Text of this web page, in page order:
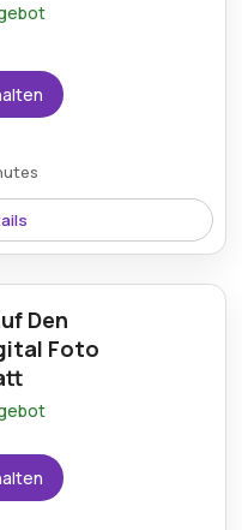
beeindruckenden
Kunden bei einer
Dienstleistungen,
sind, von
können.
Den
Foto